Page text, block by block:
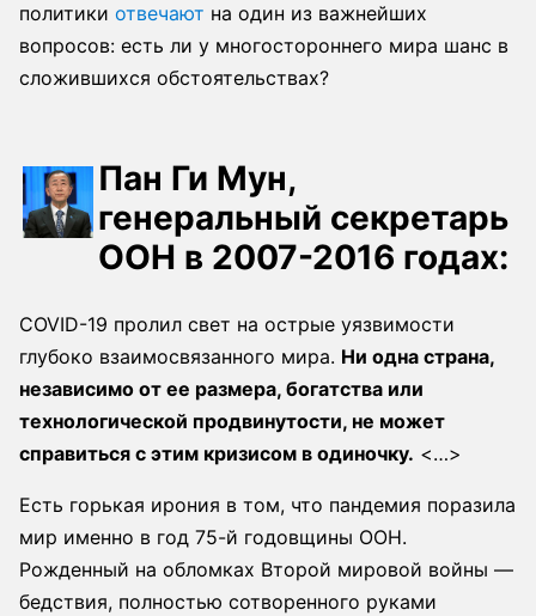
политики отвечают на один из важнейших
вопросов: есть ли у многостороннего мира шанс в
сложившихся обстоятельствах?
Пан Ги Мун,
генеральный секретарь
ООН в 2007-2016 годах:
COVID-19 пролил свет на острые уязвимости
глубоко взаимосвязанного мира. Ни одна страна,
независимо от ее размера, богатства или
технологической продвинутости, не может
справиться с этим кризисом в одиночку. <…>
Есть горькая ирония в том, что пандемия поразила
мир именно в год 75-й годовщины ООН.
Рожденный на обломках Второй мировой войны —
бедствия, полностью сотворенного руками